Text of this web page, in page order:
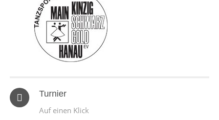
Turnier
Auf einen Klick